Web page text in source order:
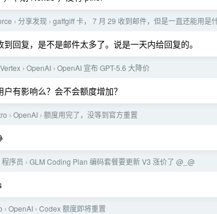
› 分享发现 › gaffgiff 卡， 7 月 29 收到邮件，但是一直还能用是
回复，是不是邮件太多了。说是一天内给回复的。
› OpenAI › OpenAI 宣布 GPT-5.6 大降价
有影响么？会不会额度增加？
› OpenAI › 额度用完了，没等到官方重置
程序员 › GLM Coding Plan 编码套餐要更新 V3 涨价了 @_@
› OpenAI › Codex 额度即将重置